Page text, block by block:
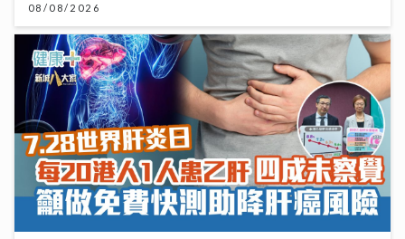
08/08/2026